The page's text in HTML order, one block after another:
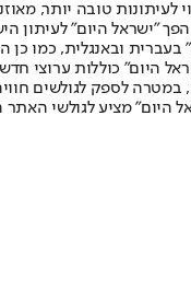
טובה יותר,
תשלום. המהדורה המודפסת הראשונה
היום" כוללות ערוצי
במטרה לספק
היום" מציע לגולשי